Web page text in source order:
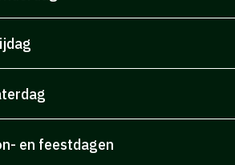
en feestdagen